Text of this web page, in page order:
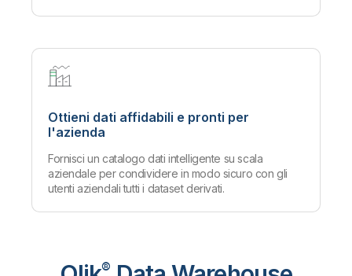
Ottieni dati affidabili e pronti per
l'azienda
Fornisci un catalogo dati intelligente su scala
aziendale per condividere in modo sicuro con gli
utenti aziendali tutti i dataset derivati.
®